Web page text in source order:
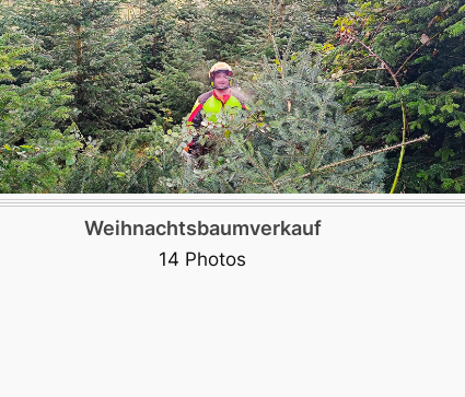
Weihnachtsbaumverkauf
14 Photos